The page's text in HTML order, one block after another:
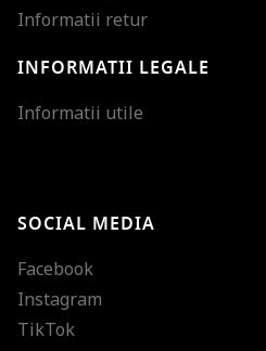
Informatii retur
INFORMATII LEGALE
Informatii utile
SOCIAL MEDIA
Facebook
Instagram
TikTok